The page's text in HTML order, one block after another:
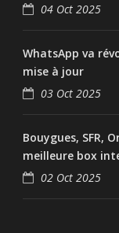
04 Oct 2025
WhatsApp va
mise à jour
03 Oct 2025
Bouygues, SFR,
meilleure box
02 Oct 2025